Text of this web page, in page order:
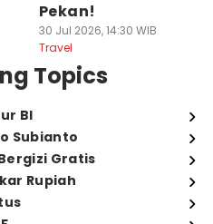
Pekan!
30 Jul 2026, 14:30 WIB
Travel
Topics
BI
Subianto
Gratis
Rupiah